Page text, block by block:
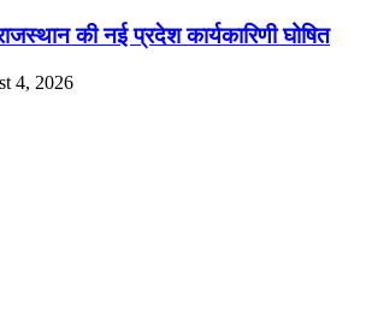
की नई प्रदेश कार्यकारिणी घोषित
4, 2026